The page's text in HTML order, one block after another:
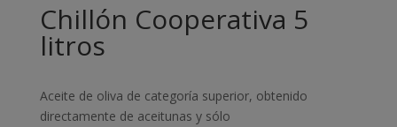
Chillón Cooperativa 5
litros
Aceite de oliva de categoría superior, obtenido
directamente de aceitunas y sólo